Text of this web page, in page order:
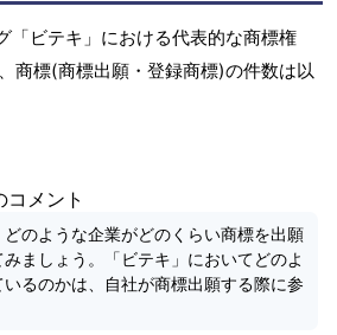
「ビテキ」における代表的な商標権
商標(商標出願・登録商標)の件数は以
コメント
どのような企業がどのくらい商標を出願
ましょう。「ビテキ」においてどのよ
るのかは、自社が商標出願する際に参